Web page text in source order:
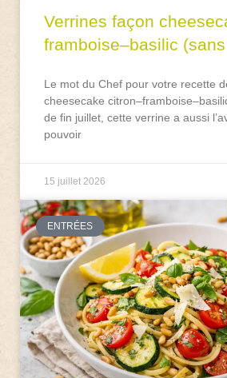
Verrines façon
framboise–basilic
Le mot du Chef pour votre recette
cheesecake
de fin juillet, cette verrine a aussi
pouvoir
15 juillet 2026
ENTRÉES